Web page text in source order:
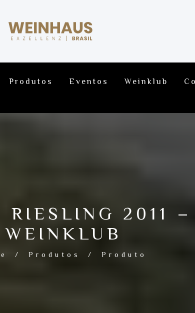
Produtos Eventos Weinklub
RIESLING 2011
WEINKLUB
/ Produtos / Produto